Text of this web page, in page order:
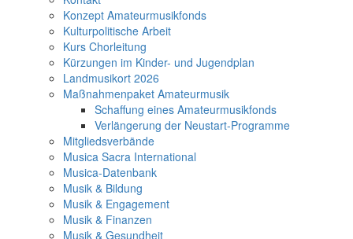
Konzept Amateurmusikfonds
Kulturpolitische Arbeit
Kurs Chorleitung
Kürzungen im Kinder- und Jugendplan
Landmusikort 2026
Maßnahmenpaket Amateurmusik
Schaffung eines Amateurmusikfonds
Verlängerung der Neustart-Programme
Mitgliedsverbände
Musica Sacra International
Musica-Datenbank
Musik & Bildung
Musik & Engagement
Musik & Finanzen
Musik & Gesundheit